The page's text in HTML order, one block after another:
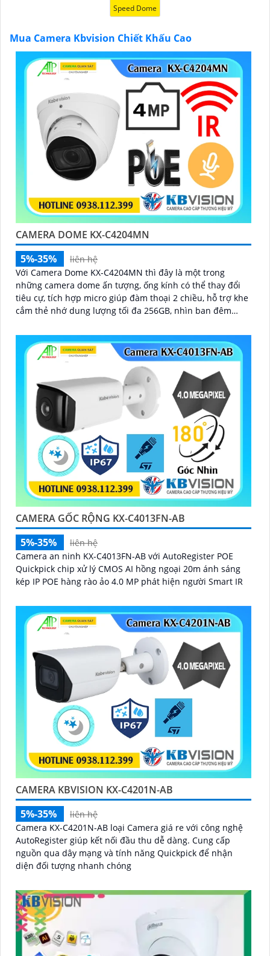
chính hãng với chiết khấu cao nhất trên thị trường.
và nhận được sự tư vấn chuyên nghiệp về giải pháp an
ninh cần thiết!"
Hy vọng những câu giới thiệu trên sẽ giúp bạn thành
công trong việc tiếp cận khách hàng và tăng cơ hội
bán hàng của bạn. Nếu có bất kỳ yêu cầu hay câu hỏi
nào khác, bạn có thể chia sẻ để tôi hỗ trợ bạn tốt hơn!
Speed Dome
Mua Camera Kbvision Chiết Khấu Cao
CAMERA DOME KX-C4204MN
5%-35%
liên hệ
Với Camera Dome KX-C4204MN thì đây là một trong
những camera dome ấn tượng, ống kính có thể thay đổi
tiêu cự, tích hợp micro giúp đàm thoại 2 chiều, hỗ trợ khe
cắm thẻ nhớ dung lượng tối đa 256GB, nhìn ban đêm
CAMERA GỐC RỘNG KX-C4013FN-AB
5%-35%
liên hệ
Camera an ninh KX-C4013FN-AB với AutoRegister POE
Quickpick chip xử lý CMOS AI hồng ngoại 20m ánh sáng
kép IP POE hàng rào ảo 4.0 MP phát hiện người Smart IR
CAMERA KBVISION KX-C4201N-AB
5%-35%
liên hệ
Camera KX-C4201N-AB loại Camera giá re với công nghệ
AutoRegister giúp kết nối đầu thu dễ dàng. Cung cấp
nguồn qua dây mạng và tính năng Quickpick để nhận
diện đối tượng nhanh chóng